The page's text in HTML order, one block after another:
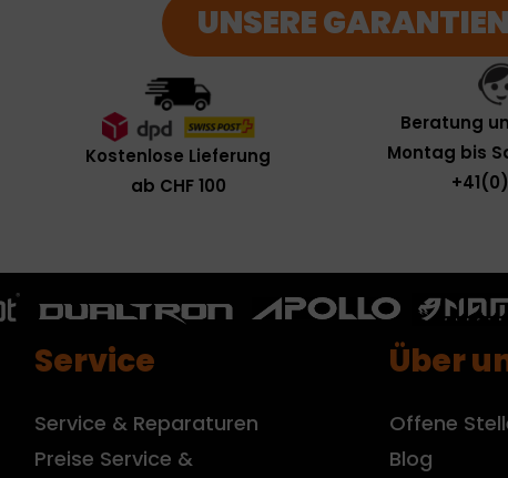
UNSERE GARANTIEN
Kostenlose Lieferung
ab CHF 100
Beratung
Montag bis
Service
Service & Reparaturen
Preise Service &
Über
Offene
Blog